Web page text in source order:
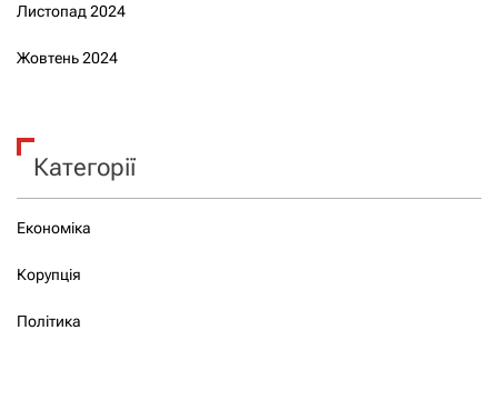
Листопад 2024
Жовтень 2024
Категорії
Економіка
Корупція
Політика